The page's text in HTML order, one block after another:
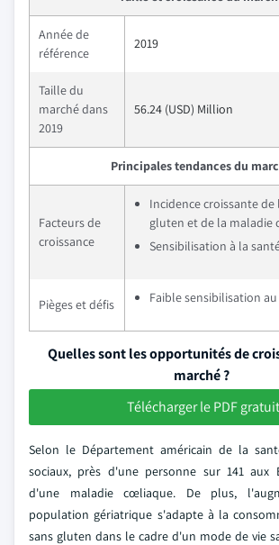
Année de
référence
2019
Taille du
marché dans
2019
56.24 (USD) Million
Principales tendances du
Facteurs de
croissance
Incidence croissante
gluten et de la maladie
Sensibilisation à la
Pièges et défis Faible sensibilisation
Quelles sont les opportunités de
marché ?
Télécharger le PDF gratuit
Selon le Département américain de la
sociaux, près d'une personne sur 141 aux
d'une maladie cœliaque. De plus,
population gériatrique s'adapte à la
sans gluten dans le cadre d'un mode de vie